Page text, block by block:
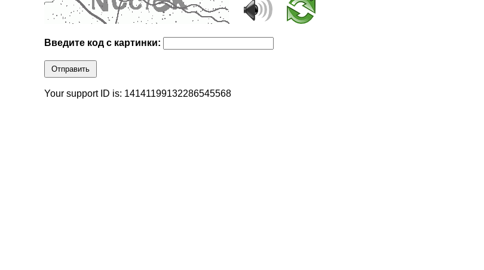
Введите код с картинки:
Отправить
Your support ID is: 14141199132286545568